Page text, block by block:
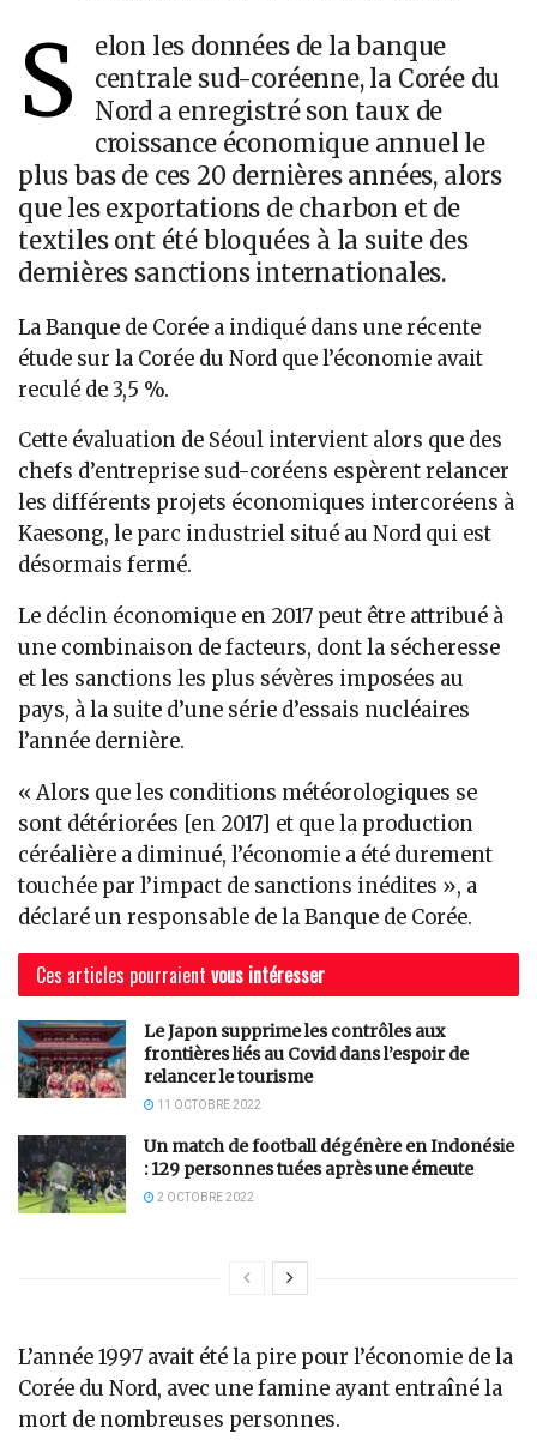
S
elon les données de la banque
centrale sud-coréenne, la Corée du
Nord a enregistré son taux de
croissance économique annuel le
plus bas de ces 20 dernières années, alors
que les exportations de charbon et de
textiles ont été bloquées à la suite des
dernières sanctions internationales.
La Banque de Corée a indiqué dans une récente
étude sur la Corée du Nord que l’économie avait
reculé de 3,5 %.
Cette évaluation de Séoul intervient alors que des
chefs d’entreprise sud-coréens espèrent relancer
les différents projets économiques intercoréens à
Kaesong, le parc industriel situé au Nord qui est
désormais fermé.
Le déclin économique en 2017 peut être attribué à
une combinaison de facteurs, dont la sécheresse
et les sanctions les plus sévères imposées au
pays, à la suite d’une série d’essais nucléaires
l’année dernière.
« Alors que les conditions météorologiques se
sont détériorées [en 2017] et que la production
céréalière a diminué, l’économie a été durement
touchée par l’impact de sanctions inédites », a
déclaré un responsable de la Banque de Corée.
Ces articles pourraient vous intéresser
Le Japon supprime les contrôles aux
frontières liés au Covid dans l’espoir de
relancer le tourisme
11 OCTOBRE 2022
Un match de football dégénère en Indonésie
: 129 personnes tuées après une émeute
2 OCTOBRE 2022
L’année 1997 avait été la pire pour l’économie de la
Corée du Nord, avec une famine ayant entraîné la
mort de nombreuses personnes.